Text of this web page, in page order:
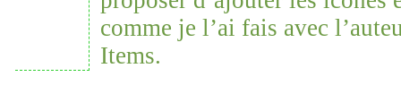
comme je l’ai fais avec
Items.